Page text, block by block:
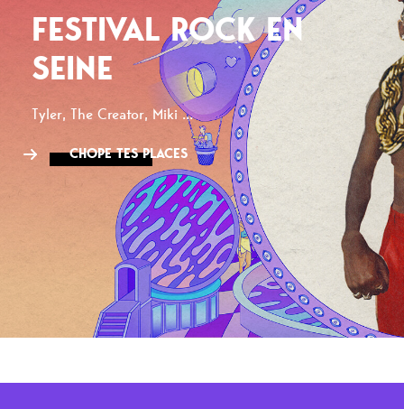
FESTIVAL ROCK EN
SEINE
Tyler, The Creator, Miki ...
CHOPE TES PLACES